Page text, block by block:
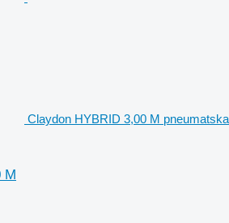
Claydon HYBRID 3,00 M pneumatska
M